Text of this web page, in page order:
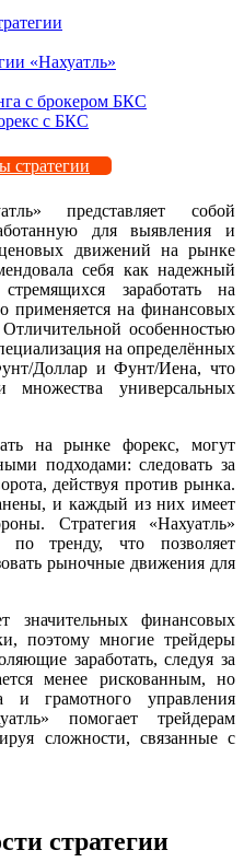
«Нахуатль»
с брокером БКС
с БКС
стратегии
представляет собой
для выявления и
ценовых движений на рынке
себя как надежный
заработать на
применяется на финансовых
особенностью
на определённых
Доллар и Фунт/Иена, что
множества универсальных
на рынке форекс, могут
подходами: следовать за
действуя против рынка.
и каждый из них имеет
Стратегия «Нахуатль»
по тренду, что позволяет
рыночные движения для
значительных финансовых
поэтому многие трейдеры
заработать, следуя за
менее рискованным, но
и грамотного управления
помогает трейдерам
сложности, связанные с
стратегии